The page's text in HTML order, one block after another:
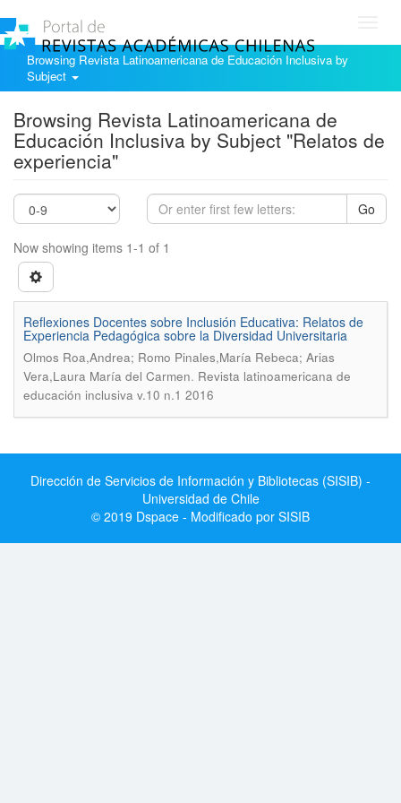
Browsing Revista Latinoamericana de Educación Inclusiva by
Subject
Browsing Revista Latinoamericana de
Educación Inclusiva by Subject "Relatos de
experiencia"
Go
Now showing items 1-1 of 1
Reflexiones Docentes sobre Inclusión Educativa: Relatos de
Experiencia Pedagógica sobre la Diversidad Universitaria
Olmos Roa,Andrea; Romo Pinales,María Rebeca; Arias
Vera,Laura María del Carmen. Revista latinoamericana de
educación inclusiva v.10 n.1 2016
Dirección de Servicios de Información y Bibliotecas (SISIB) -
Universidad de Chile
© 2019 Dspace - Modificado por SISIB